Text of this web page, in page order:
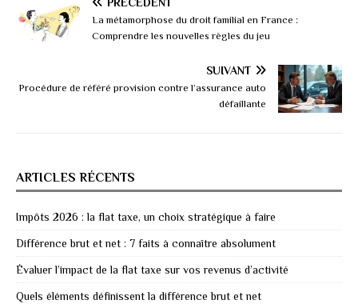
PRÉCÉDENT
La métamorphose du droit familial en France :
Comprendre les nouvelles règles du jeu
SUIVANT
Procédure de référé provision contre l’assurance auto
défaillante
ARTICLES RÉCENTS
Impôts 2026 : la flat taxe, un choix stratégique à faire
Différence brut et net : 7 faits à connaître absolument
Évaluer l’impact de la flat taxe sur vos revenus d’activité
Quels éléments définissent la différence brut et net